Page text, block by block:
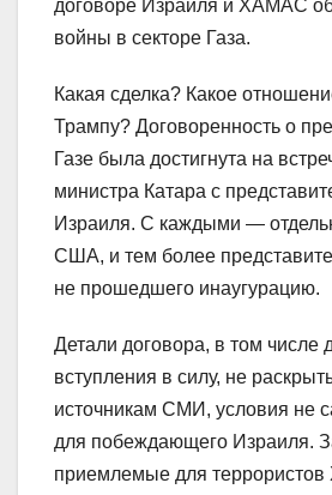
договоре Израиля и ХАМАС
войны в секторе Газа.
Какая сделка? Какое
Трампу? Договоренность о
Газе была достигнута на
министра Катара с
Израиля. С каждыми —
США, и тем более
не прошедшего инаугурацию.
Детали договора, в том числе
вступления в силу, не
источникам СМИ, условия не
для побеждающего Израиля.
приемлемые для